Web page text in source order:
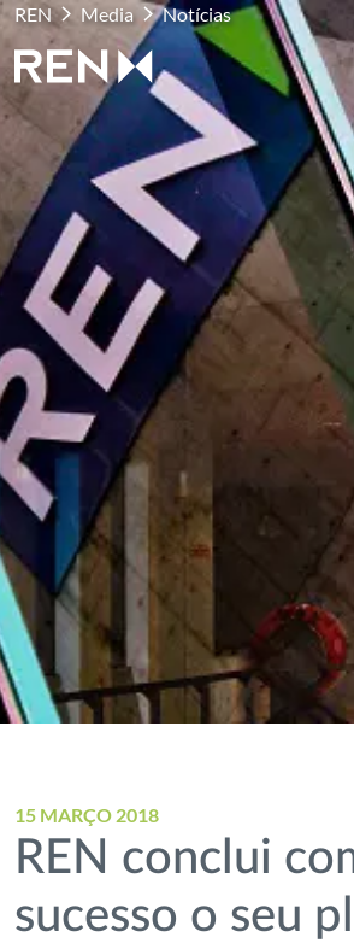
REN Media Notícias
15 MARÇO 2018
REN conclui
sucesso o seu